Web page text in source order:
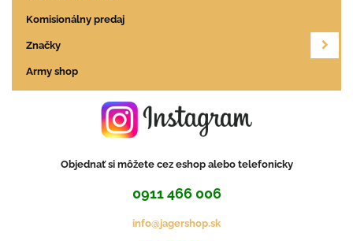
Komisionálny predaj
Značky
Army shop
Objednať si môžete cez eshop alebo telefonicky
0911 466 006
info@jagershop.sk